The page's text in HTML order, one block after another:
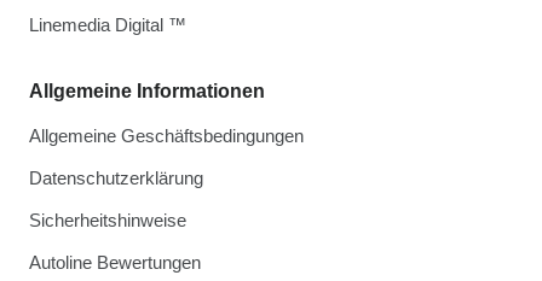
Allgemeine Informationen
Allgemeine Geschäftsbedingungen
Datenschutzerklärung
Sicherheitshinweise
Autoline Bewertungen
Linemedia Digital ™